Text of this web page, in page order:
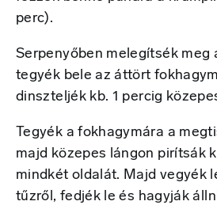
perc).
Serpenyőben melegítsék meg
tegyék bele az áttört
dinszteljék kb. 1 percig
Tegyék a fokhagymára a
majd közepes lángon pirítsák
mindkét oldalát. Majd vegyék
tűzről, fedjék le és hagyják